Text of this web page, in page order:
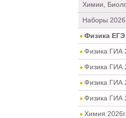
Химии,
Наборы
Физика ЕГЭ
Физика ГИА
Физика ГИА
Физика ГИА
Физика
Химия